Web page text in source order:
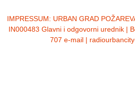
IMPRESSUM: URBAN GRAD
IN000483 Glavni i odgovorni urednik |
707 e-mail |